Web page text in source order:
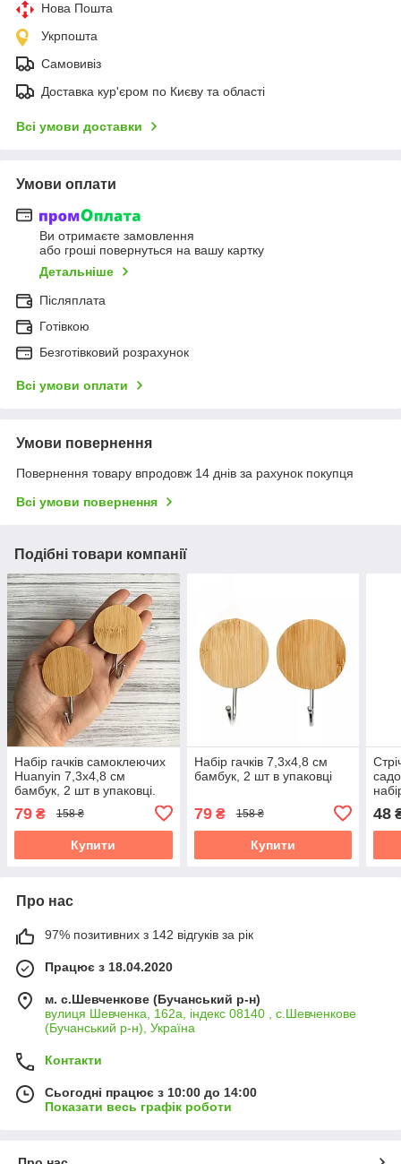
Нова Пошта
Укрпошта
Самовивіз
Доставка кур'єром по Києву та області
Всі умови доставки
Умови оплати
Ви отримаєте замовлення
або гроші повернуться на вашу картку
Детальніше
Післяплата
Готівкою
Безготівковий розрахунок
Всі умови оплати
Умови повернення
Повернення товару впродовж 14 днів за рахунок покупця
Всі умови повернення
Подібні товари компанії
Набір гачків самоклеючих
Huanyin 7,3х4,8 см
бамбук, 2 шт в упаковці.
79 ₴ 158 ₴
Купити
Набір гачків 7,3х4,8 см
бамбук, 2 шт в упаковці
79₴ 158 ₴
Купити
48
Про нас
97% позитивних з 142 відгуків за рік
Працює з 18.04.2020
м. с.Шевченкове (Бучанський р-н)
вулиця Шевченка, 162а, індекс 08140 , с.Шевченкове
(Бучанський р-н), Україна
Контакти
Сьогодні працює з 10:00 до 14:00
Показати весь графік роботи